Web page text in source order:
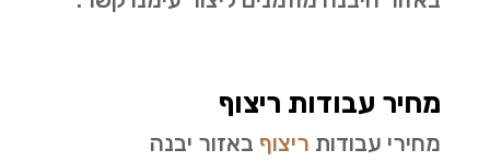
מחיר עבודות ריצוף
מחירי עבודות ריצוף באזור יבנה